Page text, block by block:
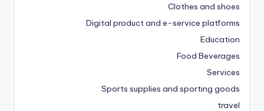
Clothes and shoes
Digital product and e-service platforms
Education
Food Beverages
Services
Sports supplies and sporting goods
travel